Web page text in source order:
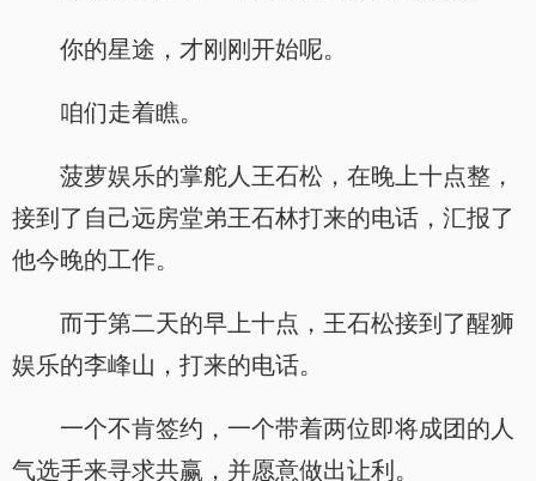
你的星途，才刚刚开始呢。
咱们走着瞧。
菠萝娱乐的掌舵人王石松，在晚上十点整，
接到了自己远房堂弟王石林打来的电话，汇报了
他今晚的工作。
而于第二天的早上十点，王石松接到了醒狮
娱乐的李峰山，打来的电话。
一个不肯签约，一个带着两位即将成团的人
气选手来寻求共赢，并愿意做出让利。